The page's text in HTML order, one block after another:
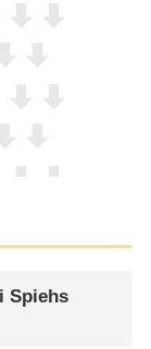
Spiehs